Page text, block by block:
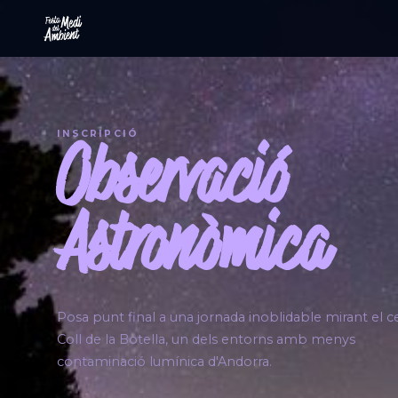
INSCRIPCIÓ
Observació
Astronòmica
Posa punt final a una jornada inoblidable mirant el
Coll de la Botella, un dels entorns amb menys
contaminació lumínica d'Andorra.